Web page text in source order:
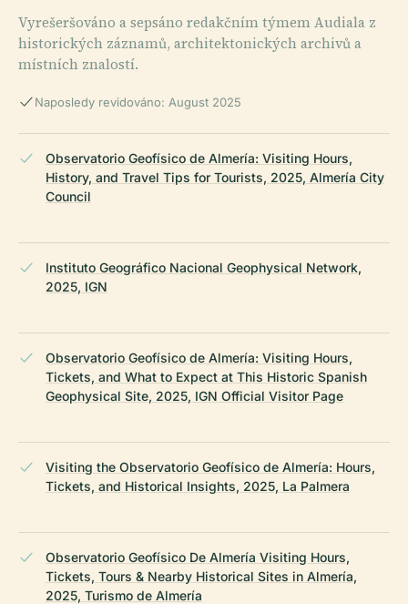
Vyrešeršováno a sepsáno redakčním týmem Audiala z
historických záznamů, architektonických archivů a
místních znalostí.
Naposledy revidováno: August 2025
Observatorio Geofísico de Almería: Visiting Hours,
History, and Travel Tips for Tourists, 2025, Almería City
Council
Instituto Geográfico Nacional Geophysical Network,
2025, IGN
Observatorio Geofísico de Almería: Visiting Hours,
Tickets, and What to Expect at This Historic Spanish
Geophysical Site, 2025, IGN Official Visitor Page
Visiting the Observatorio Geofísico de Almería: Hours,
Tickets, and Historical Insights, 2025, La Palmera
Observatorio Geofísico De Almería Visiting Hours,
Tickets, Tours & Nearby Historical Sites in Almería,
2025, Turismo de Almería